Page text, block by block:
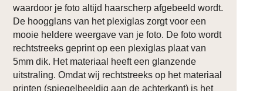
waardoor je foto altijd haarscherp afgebeeld wordt.
De hoogglans van het plexiglas zorgt voor een
mooie heldere weergave van je foto. De foto wordt
rechtstreeks geprint op een plexiglas plaat van
5mm dik. Het materiaal heeft een glanzende
uitstraling. Omdat wij rechtstreeks op het materiaal
printen (spiegelbeeldig aan de achterkant) is het